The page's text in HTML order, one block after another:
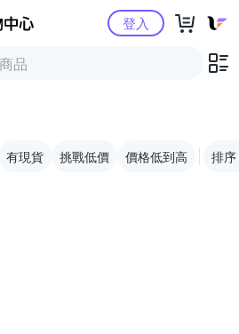
Yahoo購物中心登入
有現貨 挑戰低價 價格低到高 排序